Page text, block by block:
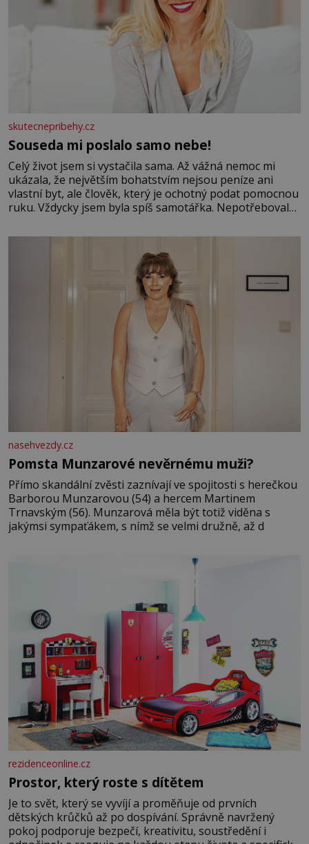
skutecnepribehy.cz
Souseda mi poslalo samo nebe!
Celý život jsem si vystačila sama. Až vážná nemoc mi
ukázala, že největším bohatstvím nejsou peníze ani
vlastní byt, ale člověk, který je ochotný podat pomocnou
ruku. Vždycky jsem byla spíš samotářka. Nepotřebovala
mi knihy, práce a hlavně klid. Hned po studiích jsem
nasehvezdy.cz
Pomsta Munzarové nevěrnému muži?
Přímo skandální zvěsti zaznívají ve spojitosti s herečkou
Barborou Munzarovou (54) a hercem Martinem
Trnavským (56). Munzarová měla být totiž viděna s
jakýmsi sympaťákem, s nímž se velmi družně, až d
rezidenceonline.cz
Prostor, který roste s dítětem
Je to svět, který se vyvíjí a proměňuje od prvních
dětských krůčků až po dospívání. Správně navržený
pokoj podporuje bezpečí, kreativitu, soustředění i